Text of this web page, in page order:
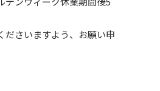
ださいますよう、お願い申